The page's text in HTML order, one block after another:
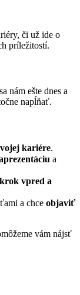
či už ide o
príležitostí.
nám ešte dnes a
napĺňať.
kariére.
a
vpred a
a chce objaviť
vám nájsť